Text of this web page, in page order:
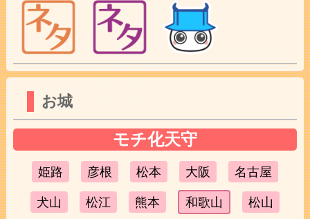
お城
モチ化天守
姫路 彦根 松本 大阪 名古屋
犬山 松江 熊本 和歌山 松山